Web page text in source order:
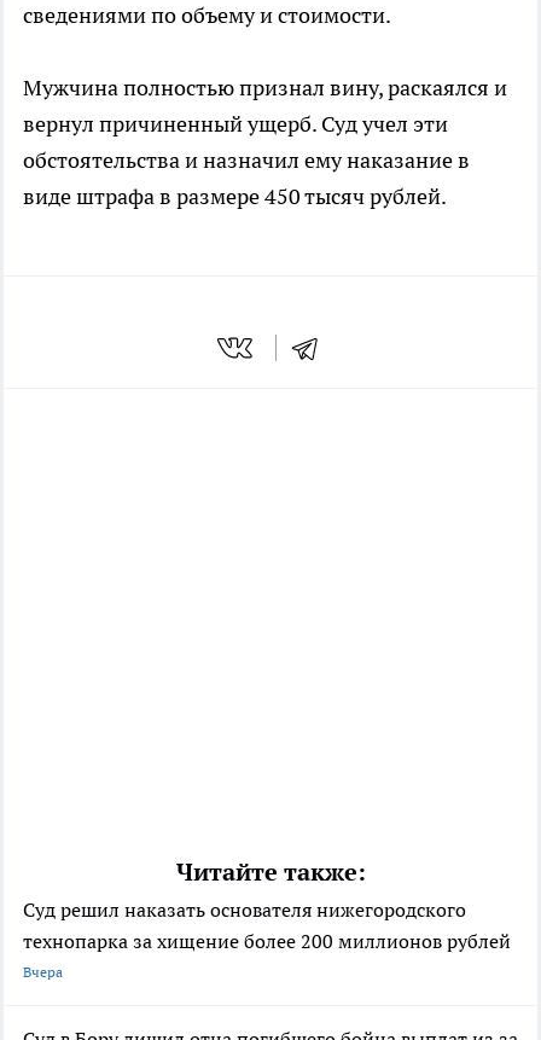
сведениями по объему и стоимости.
Мужчина полностью признал вину, раскаялся и
вернул причиненный ущерб. Суд учел эти
обстоятельства и назначил ему наказание в
виде штрафа в размере 450 тысяч рублей.
Читайте также:
Суд решил наказать основателя нижегородского
технопарка за хищение более 200 миллионов рублей
Вчера